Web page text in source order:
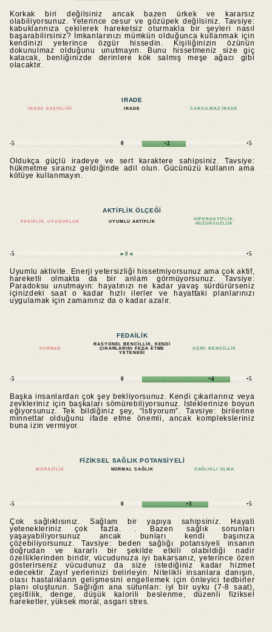
Korkak biri değilsiniz ancak bazen ürkek ve kararsız
olabiliyorsunuz. Yeterince cesur ve gözüpek değilsiniz. Tavsiye:
kabuklarınıza çekilerek hareketsiz oturmakla bir şeyleri nasıl
başarabilirsiniz? İmkanlarınızı mümkün olduğunca kullanmak için
kendinizi yeterince özgür hissedin. Kişiliğinizin özünün
dokunulmaz olduğunu unutmayın. Bunu hissetmeniz size giç
katacak, benliğinizde derinlere kök salmış meşe ağacı gibi
olacaktır.
IRADE
İRADE EKSIKLIĞI IRADE SARSILMAZ IRADE
-5 0 +2 +5
Oldukça güçlü iradeye ve sert karaktere sahipsiniz. Tavsiye:
hükmetme sıranız geldiğinde adil olun. Gücünüzü kullanın ama
kötüye kullanmayın.
AKTIFLIK ÖLÇEĞI
PASIFLIK, UYUŞUKLUK UYUMLU AKTIFLIK
HIPERAKTIFLIK,
HUZURSUZLUK
-5 ►0◄ +5
Uyumlu aktivite. Enerji yetersizliği hissetmiyorsunuz ama çok aktif,
hareketli olmakta da bir anlam görmüyorsunuz. Tavsiye:
Paradoksu unutmayın: hayatınızı ne kadar yavaş sürdürürseniz
içinizdeki saat o kadar hızlı ilerler ve hayattaki planlarınızı
uygulamak için zamanınız da o kadar azalır.
FEDAILIK
KURBAN
RASYONEL BENCILLIK, KENDI
ÇIKARLARINI FEDA ETME
YETENEĞI
AŞIRI BENCILLIK
-5 0 +4 +5
Başka insanlardan çok şey bekliyorsunuz. Kendi çıkarlarınız veya
zevkleriniz için başkaları sömürebiliyorsunuz. İsteklerinize boyun
eğiyorsunuz. Tek bildiğiniz şey, “İstiyorum”. Tavsiye: birilerine
minnettar olduğunu ifade etme önemli, ancak kompleksleriniz
buna izin vermiyor.
FIZIKSEL SAĞLIK POTANSIYELI
MARAZILIK NORMAL SAĞLIK SAĞLIKLI OLMA
-5 0 +3 +5
Çok sağlıklısınız. Sağlam bir yapıya sahipsiniz. Hayati
yetenekleriniz çok fazla. . Bazen sağlık sorunları
yaşayabiliyorsunuz ancak bunları kendi başınıza
çözebiliyorsunuz. Tavsiye: beden sağlığı potansiyeli insanın
doğrudan ve kararlı bir şekilde etkili olabildiği nadir
özelliklerinden biridir, vücudunuza iyi bakarsanız, yeterince özen
gösterirseniz vücudunuz da size istediğiniz kadar hizmet
edecektir. Zayıf yerlerinizi belirleyin. Nitelikli insanlara danışın,
olası hastalıkların gelişmesini engellemek için önleyici tedbirler
planı oluşturun. Sağlığın ana sütunları: iyi bir uyku (7-8 saat),
çeşitlilik, denge, düşük kalorili beslenme, düzenli fiziksel
hareketler, yüksek moral, asgari stres.